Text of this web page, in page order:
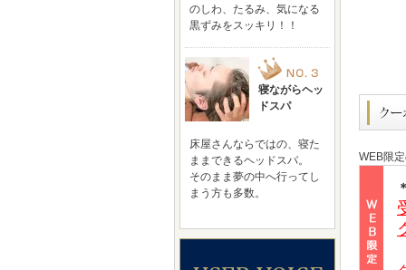
WEB限
のしわ、たるみ、気になる
黒ずみをスッキリ！！
寝ながらヘッ
ドスパ
床屋さんならではの、寝た
ままできるヘッドスパ。
そのまま夢の中へ行ってし
まう方も多数。